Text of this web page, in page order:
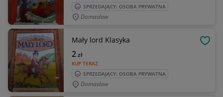
SPRZEDAJĄCY: OSOBA PRYWATNA
Domasław
Mały lord Klasyka
KUP TERAZ
2zł
SPRZEDAJĄCY: OSOBA PRYWATNA
Domasław